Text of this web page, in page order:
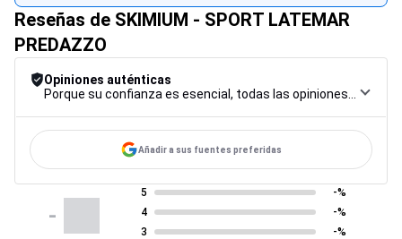
Reseñas de SKIMIUM - SPORT LATEMAR
PREDAZZO
Opiniones auténticas
Añadir a sus fuentes preferidas
-
5
-%
4
-%
3
-%